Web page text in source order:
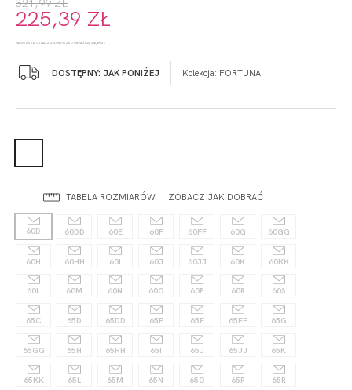
321,99 ZŁ
225,39 ZŁ
NAJNIŻSZA CENA Z 30 DNI PRZED OBNIŻKĄ: 305,89 ZŁ
DOSTĘPNY: JAK PONIŻEJ Kolekcja: FORTUNA
TABELA ROZMIARÓW ZOBACZ JAK DOBRAĆ
60D 60DD 60E 60F 60FF 60G 60GG
60H 60HH 60I 60J 60JJ 60K 60KK
60L 60M 60N 60O 60P 60R 60S
65C 65D 65DD 65E 65F 65FF 65G
65GG 65H 65HH 65I 65J 65JJ 65K
65KK 65L 65M 65N 65O 65P 65R